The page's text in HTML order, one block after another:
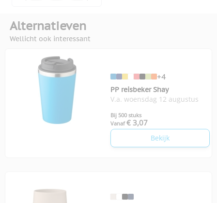
Alternatieven
Wellicht ook interessant
+4
PP reisbeker Shay
V.a. woensdag 12 augustus
Bij 500 stuks
Vanaf € 3,07
Bekijk